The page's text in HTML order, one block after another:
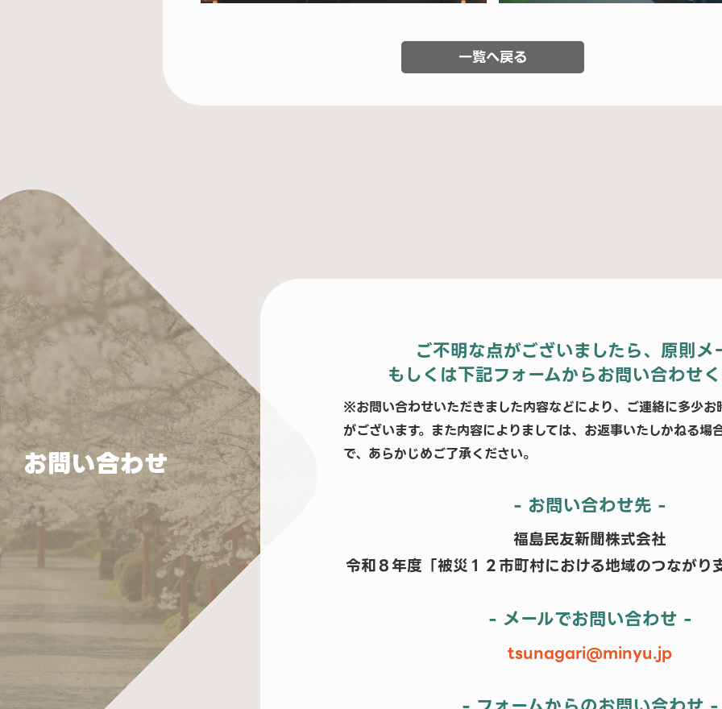
一覧へ戻る
ご不明な点がございましたら、原則メ
もしくは下記フォームからお問い合わせ
※お問い合わせいただきました内容などにより、ご連絡に多少お
がございます。また内容によりましては、お返事いたしかねる場
で、あらかじめご了承ください。
- お問い合わせ先 -
福島民友新聞株式会社
令和８年度「被災１２市町村における地域のつながり
- メールでお問い合わせ -
tsunagari@minyu.jp
お問い合わせ